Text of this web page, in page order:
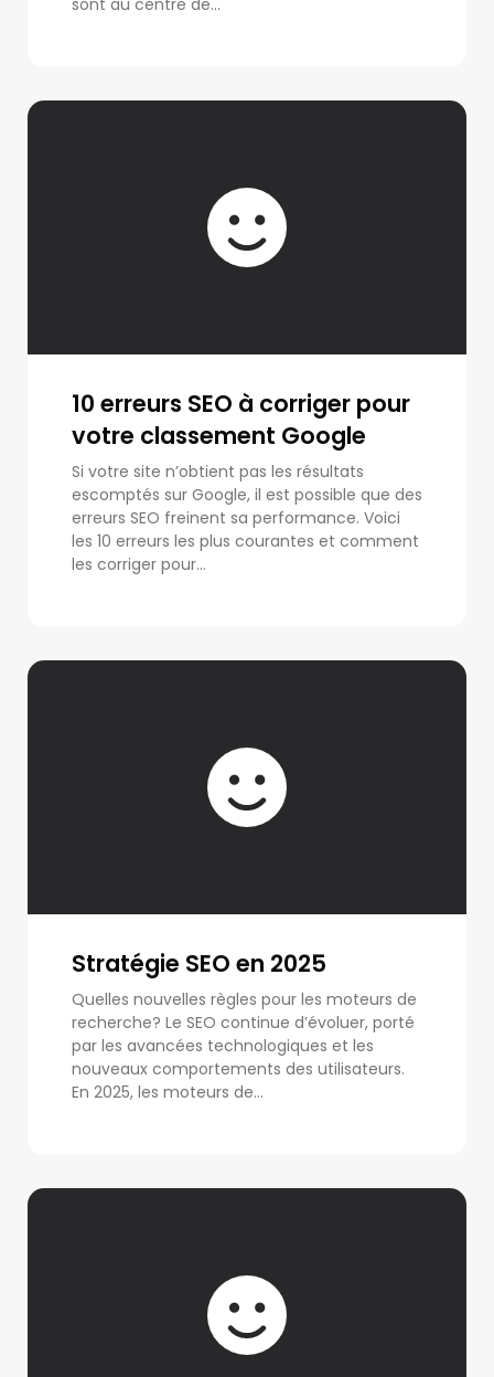
sont au centre de...
10 erreurs SEO à corriger pour
votre classement Google
Si votre site n’obtient pas les résultats
escomptés sur Google, il est possible que des
erreurs SEO freinent sa performance. Voici
les 10 erreurs les plus courantes et comment
les corriger pour...
Stratégie SEO en 2025
Quelles nouvelles règles pour les moteurs de
recherche? Le SEO continue d’évoluer, porté
par les avancées technologiques et les
nouveaux comportements des utilisateurs.
En 2025, les moteurs de...